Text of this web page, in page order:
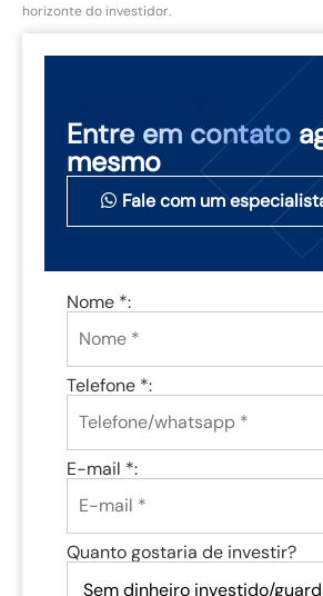
horizonte do investidor.
Entre em contato
mesmo
Fale com um
Nome *:
Telefone *:
E-mail *:
Quanto gostaria de investir?